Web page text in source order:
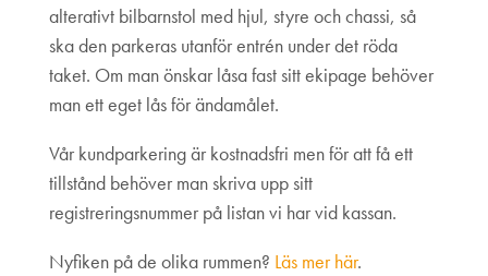
alterativt bilbarnstol med hjul, styre och chassi, så
ska den parkeras utanför entrén under det röda
taket. Om man önskar låsa fast sitt ekipage behöver
man ett eget lås för ändamålet.
Vår kundparkering är kostnadsfri men för att få ett
tillstånd behöver man skriva upp sitt
registreringsnummer på listan vi har vid kassan.
Nyfiken på de olika rummen? Läs mer här.